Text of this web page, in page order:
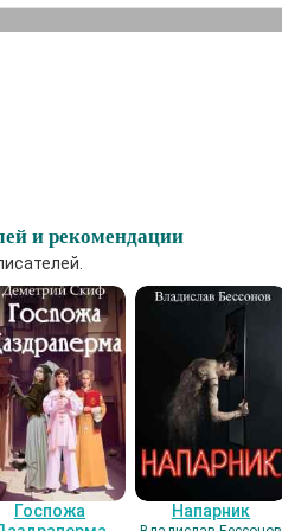
и рекомендации
Госпожа
Напарник